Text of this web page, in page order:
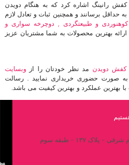
کفش رانینگ اشاره کرد که به هنگام دویدن
حداقل برسانند و همچنین ثبات و تعادل لازم
کوهنوردی و طبیعتگردی , دوچرخه سواری و
ارائه بهترین محصولات به شما مشتریان عزیز
کفش دویدن مد نظر خودتان را از وبسایت
به صورت حضوری خریداری نمایید . رسالت
بهترین عملکرد و بهترین کیفیت می باشد.
پلاک ۱۳۷ - طبقه سوم